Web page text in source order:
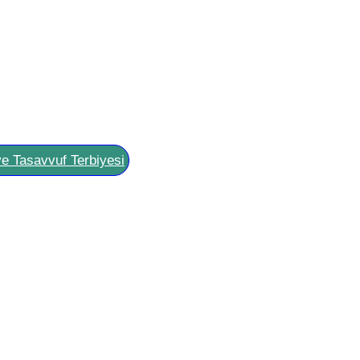
Tasavvuf Terbiyesi